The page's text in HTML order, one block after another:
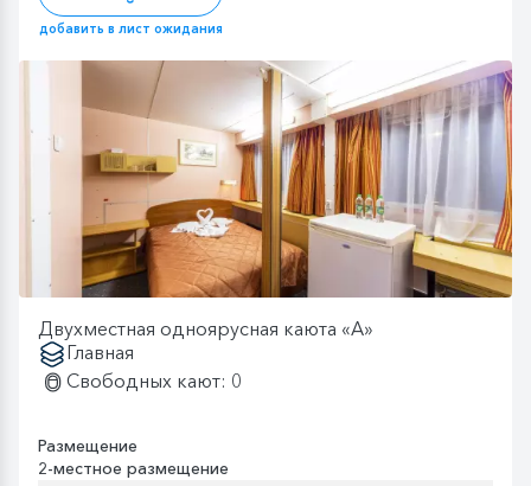
добавить в лист ожидания
Двухместная одноярусная каюта «А»
Главная
Свободных кают: 0
Размещение
2-местное размещение